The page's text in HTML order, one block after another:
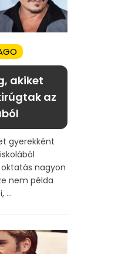
akiket
az
gyerekként
nagyon
nem példa
...